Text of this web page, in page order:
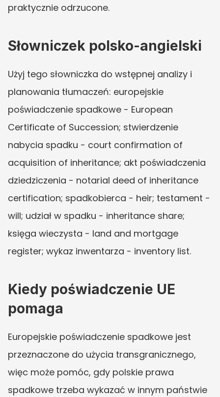
praktycznie odrzucone.
Słowniczek polsko-angielski
Użyj tego słowniczka do wstępnej analizy i
planowania tłumaczeń: europejskie
poświadczenie spadkowe - European
Certificate of Succession; stwierdzenie
nabycia spadku - court confirmation of
acquisition of inheritance; akt poświadczenia
dziedziczenia - notarial deed of inheritance
certification; spadkobierca - heir; testament -
will; udział w spadku - inheritance share;
księga wieczysta - land and mortgage
register; wykaz inwentarza - inventory list.
Kiedy poświadczenie UE
pomaga
Europejskie poświadczenie spadkowe jest
przeznaczone do użycia transgranicznego,
więc może pomóc, gdy polskie prawa
spadkowe trzeba wykazać w innym państwie